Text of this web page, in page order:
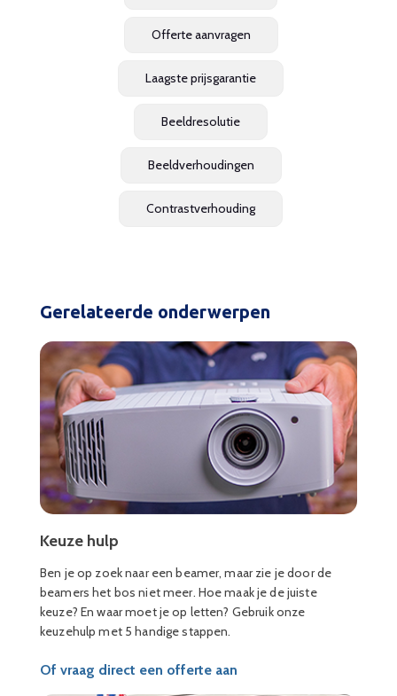
Offerte aanvragen
Laagste prijsgarantie
Beeldresolutie
Beeldverhoudingen
Contrastverhouding
Gerelateerde onderwerpen
Keuze hulp
Ben je op zoek naar een beamer, maar zie je door de
beamers het bos niet meer. Hoe maak je de juiste
keuze? En waar moet je op letten? Gebruik onze
keuzehulp met 5 handige stappen.
Of vraag direct een offerte aan